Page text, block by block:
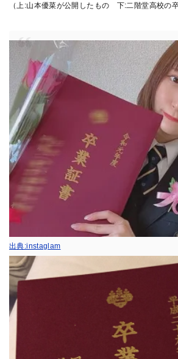
（上:山本優菜が公開したもの 下:二階堂高校の卒
出典:instaglam